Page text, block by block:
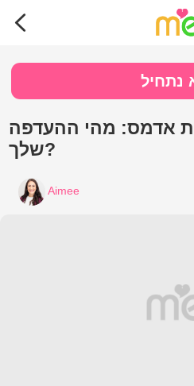
נתחיל
אדמס: מהי ההעדפה
שלך?
Aimee